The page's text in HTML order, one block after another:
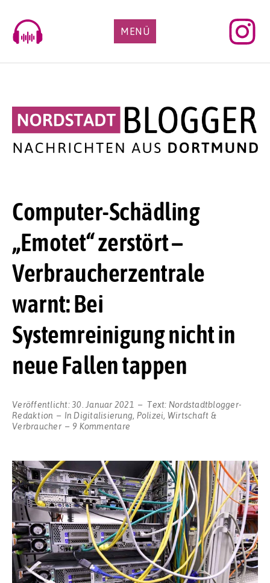
content
MENÜ
Computer-Schädling
„Emotet“ zerstört –
Verbraucherzentrale
warnt: Bei
Systemreinigung nicht in
neue Fallen tappen
Veröffentlicht:30. Januar 2021 Text: Nordstadtblogger-
Redaktion
InDigitalisierung, Polizei, Wirtschaft &
Verbraucher
9 Kommentare
zerstört
–
Verbraucherzentrale
warnt:
Bei
Systemreinigung
nicht
in
neue
Fallen
tappen